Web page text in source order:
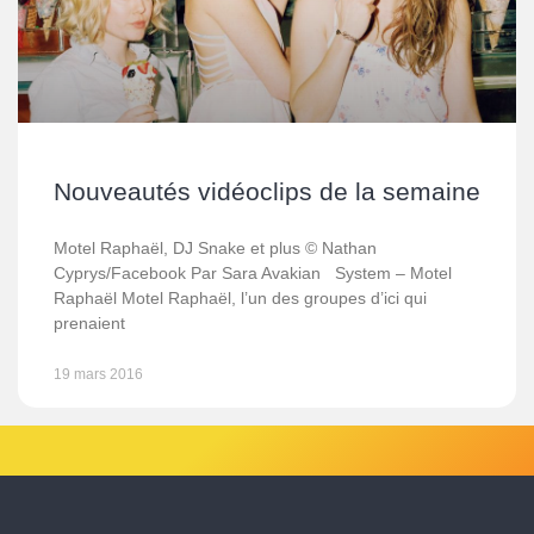
Nouveautés vidéoclips de la semaine
Motel Raphaël, DJ Snake et plus © Nathan
Cyprys/Facebook Par Sara Avakian System – Motel
Raphaël Motel Raphaël, l’un des groupes d’ici qui
prenaient
19 mars 2016